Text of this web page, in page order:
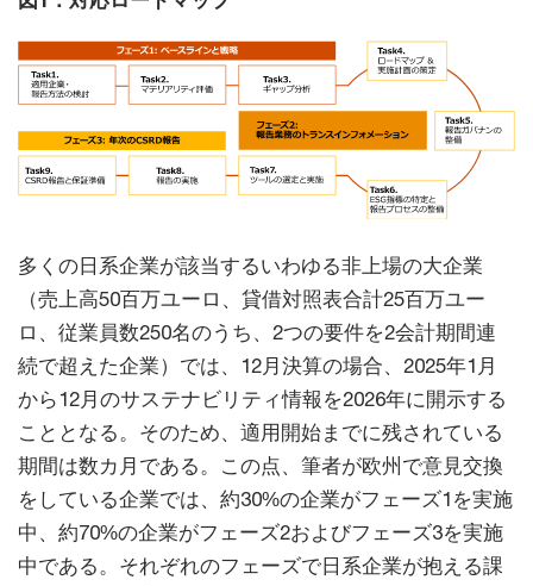
多くの日系企業が該当するいわゆる非上場の大企業
（売上高50百万ユーロ、貸借対照表合計25百万ユー
ロ、従業員数250名のうち、2つの要件を2会計期間連
続で超えた企業）では、12月決算の場合、2025年1月
から12月のサステナビリティ情報を2026年に開示する
こととなる。そのため、適用開始までに残されている
期間は数カ月である。この点、筆者が欧州で意見交換
をしている企業では、約30%の企業がフェーズ1を実施
中、約70%の企業がフェーズ2およびフェーズ3を実施
中である。それぞれのフェーズで日系企業が抱える課